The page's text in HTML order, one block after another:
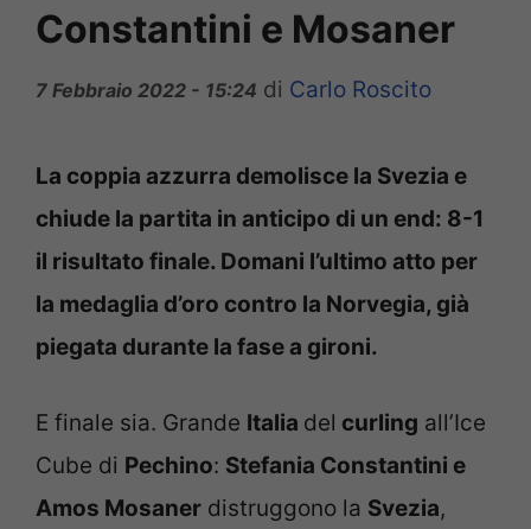
Constantini e Mosaner
7 Febbraio 2022 - 15:24 di Carlo Roscito
La coppia azzurra demolisce la Svezia e
chiude la partita in anticipo di un end: 8-1
il risultato finale. Domani l’ultimo atto per
la medaglia d’oro contro la Norvegia, già
piegata durante la fase a gironi.
E finale sia. Grande Italia del curling all’Ice
Cube di Pechino: Stefania Constantini e
Amos Mosaner distruggono la Svezia,